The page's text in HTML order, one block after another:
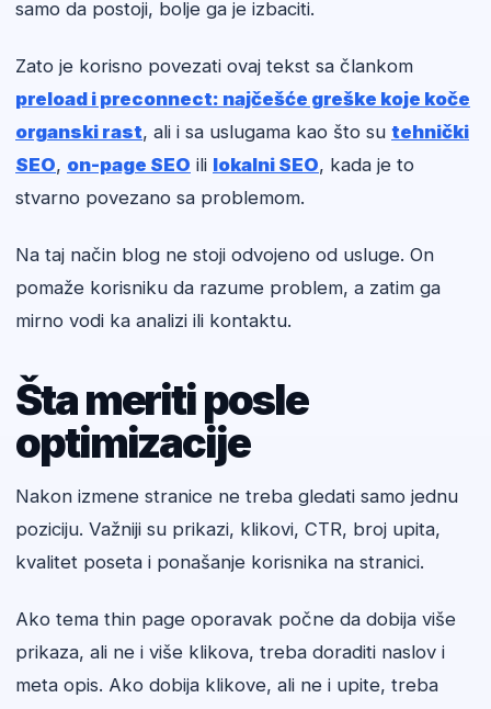
samo da postoji, bolje ga je izbaciti.
Zato je korisno povezati ovaj tekst sa člankom
preload i preconnect: najčešće greške koje koče
organski rast, ali i sa uslugama kao što su tehnički
SEO, on-page SEO ili lokalni SEO, kada je to
stvarno povezano sa problemom.
Na taj način blog ne stoji odvojeno od usluge. On
pomaže korisniku da razume problem, a zatim ga
mirno vodi ka analizi ili kontaktu.
Šta meriti posle
optimizacije
Nakon izmene stranice ne treba gledati samo jednu
poziciju. Važniji su prikazi, klikovi, CTR, broj upita,
kvalitet poseta i ponašanje korisnika na stranici.
Ako tema thin page oporavak počne da dobija više
prikaza, ali ne i više klikova, treba doraditi naslov i
meta opis. Ako dobija klikove, ali ne i upite, treba